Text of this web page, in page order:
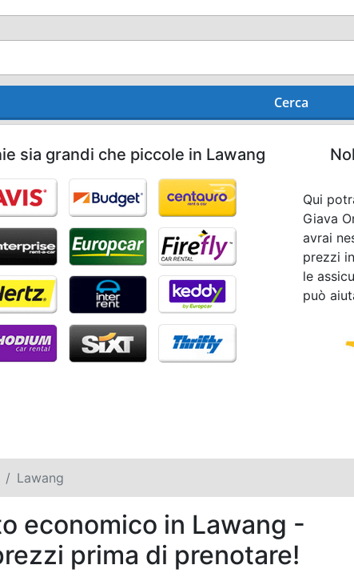
Cerca
sia grandi che piccole in Lawang
Qui
Giava
avrai
prezzi
le
può
Lawang
economico in Lawang -
prima di prenotare!